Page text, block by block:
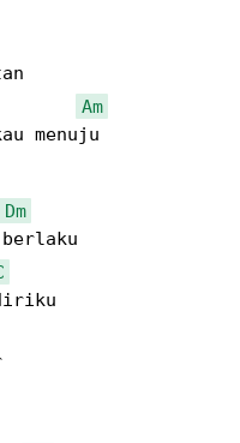
Am
menuju
Dm